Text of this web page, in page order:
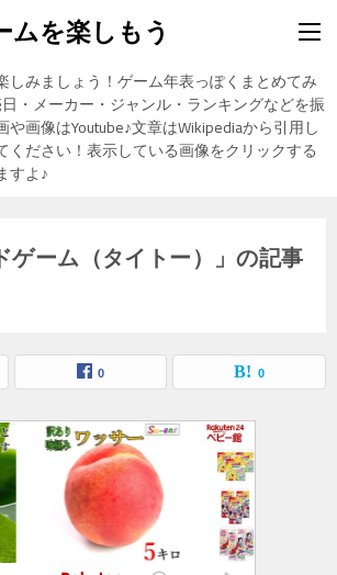
ムを楽しもう
しみましょう！ゲーム年表っぽくまとめてみ
・メーカー・ジャンル・ランキングなどを振
や画像はYoutube♪文章はWikipediaから引用し
ください！表示している画像をクリックする
すよ♪
ゲーム（タイトー）」の記事
0 0